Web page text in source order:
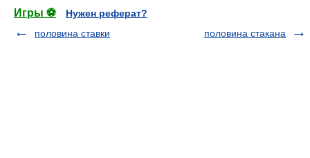
Игры ⚽
Нужен реферат?
половина ставки
половина стакана